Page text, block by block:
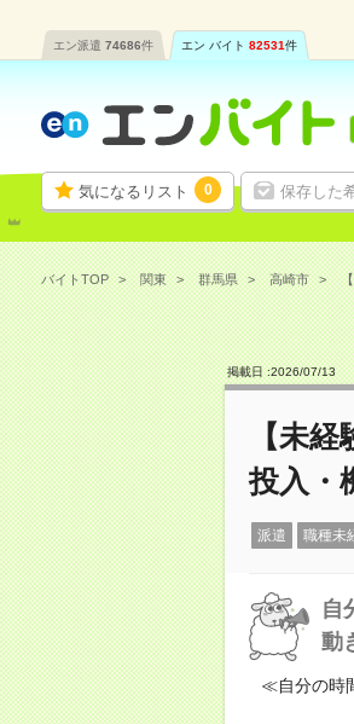
エン派遣 74686件 エン バイト 82531件
気になるリスト 0 保存した
バイトTOP 関東 群馬県 高崎市
掲載日 :2026/07/13
【未
投入・
派遣 職種未
自
動
≪自分の時